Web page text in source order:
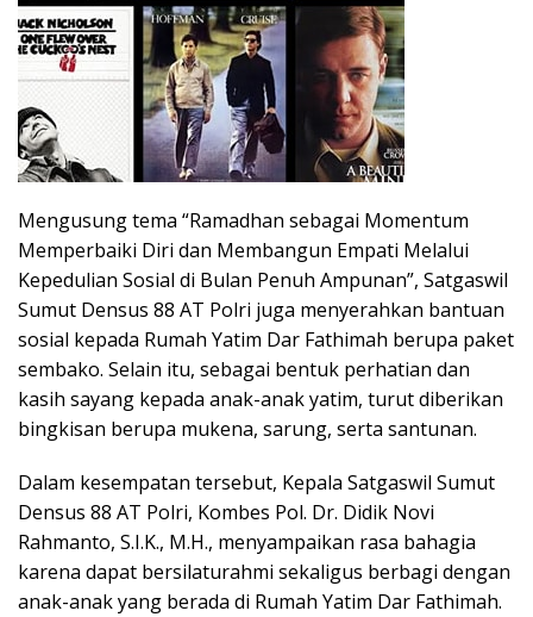
Mengusung tema “Ramadhan sebagai Momentum
Memperbaiki Diri dan Membangun Empati Melalui
Kepedulian Sosial di Bulan Penuh Ampunan”, Satgaswil
Sumut Densus 88 AT Polri juga menyerahkan bantuan
sosial kepada Rumah Yatim Dar Fathimah berupa paket
sembako. Selain itu, sebagai bentuk perhatian dan
kasih sayang kepada anak-anak yatim, turut diberikan
bingkisan berupa mukena, sarung, serta santunan.
Dalam kesempatan tersebut, Kepala Satgaswil Sumut
Densus 88 AT Polri, Kombes Pol. Dr. Didik Novi
Rahmanto, S.I.K., M.H., menyampaikan rasa bahagia
karena dapat bersilaturahmi sekaligus berbagi dengan
anak-anak yang berada di Rumah Yatim Dar Fathimah.